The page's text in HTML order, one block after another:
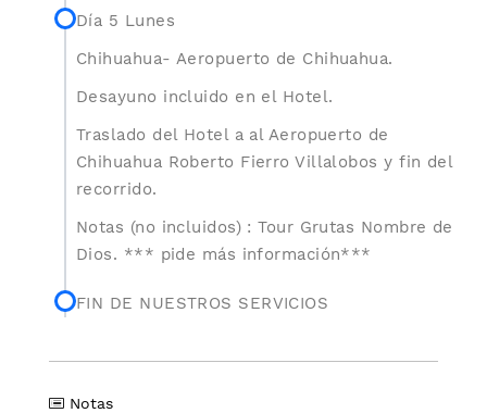
Día 5 Lunes
Chihuahua- Aeropuerto de Chihuahua.
Desayuno incluido en el Hotel.
Traslado del Hotel a al Aeropuerto de
Chihuahua Roberto Fierro Villalobos y fin del
recorrido.
Notas (no incluidos) : Tour Grutas Nombre de
Dios. *** pide más información***
FIN DE NUESTROS SERVICIOS
Notas